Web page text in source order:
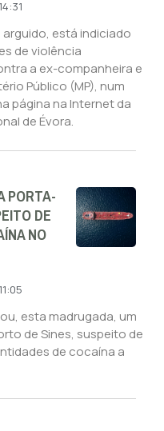
14:31
está indiciado
de violência
a ex-companheira e
Público (MP), num
página na Internet da
de Évora.
PORTA-
DE
NO
11:05
esta madrugada, um
de Sines, suspeito de
de cocaína a